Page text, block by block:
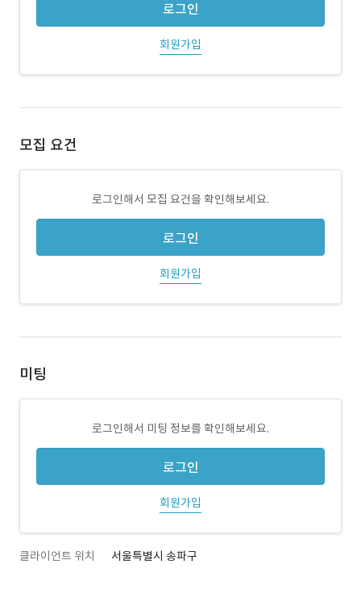
로그인
회원가입
모집 요건
로그인해서 모집 요건을 확인해보세요.
로그인
회원가입
미팅
로그인해서 미팅 정보를 확인해보세요.
로그인
회원가입
클라이언트 위치 서울특별시 송파구